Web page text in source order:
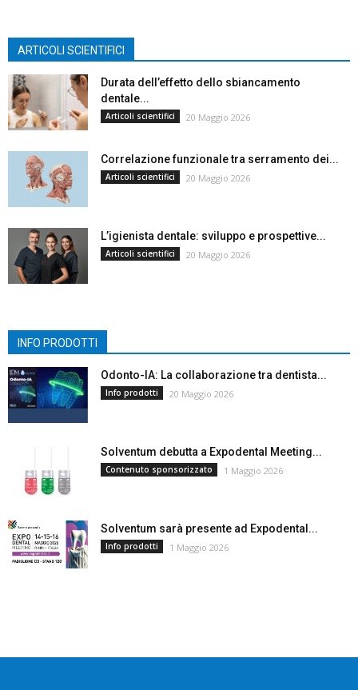
ARTICOLI SCIENTIFICI
Durata dell’effetto dello sbiancamento
dentale...
Articoli scientifici 20 Maggio 2026
Correlazione funzionale tra serramento dei...
Articoli scientifici 20 Maggio 2026
L’igienista dentale: sviluppo e prospettive...
Articoli scientifici 20 Maggio 2026
INFO PRODOTTI
Odonto-IA: La collaborazione tra dentista...
Info prodotti 20 Maggio 2026
Solventum debutta a Expodental Meeting...
Contenuto sponsorizzato 1 Maggio 2026
Solventum sarà presente ad Expodental...
Info prodotti 1 Maggio 2026